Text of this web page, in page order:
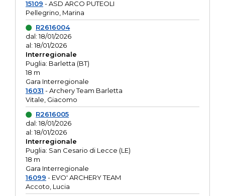
15109 - ASD ARCO PUTEOLI
Pellegrino, Marina
R2616004
dal: 18/01/2026
al: 18/01/2026
Interregionale
Puglia: Barletta (BT)
18 m
Gara Interregionale
16031 - Archery Team Barletta
Vitale, Giacomo
R2616005
dal: 18/01/2026
al: 18/01/2026
Interregionale
Puglia: San Cesario di Lecce (LE)
18 m
Gara Interregionale
16099 - EVO' ARCHERY TEAM
Accoto, Lucia